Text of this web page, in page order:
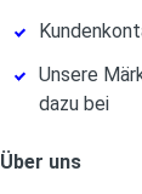
Unsere
dazu bei
Über uns